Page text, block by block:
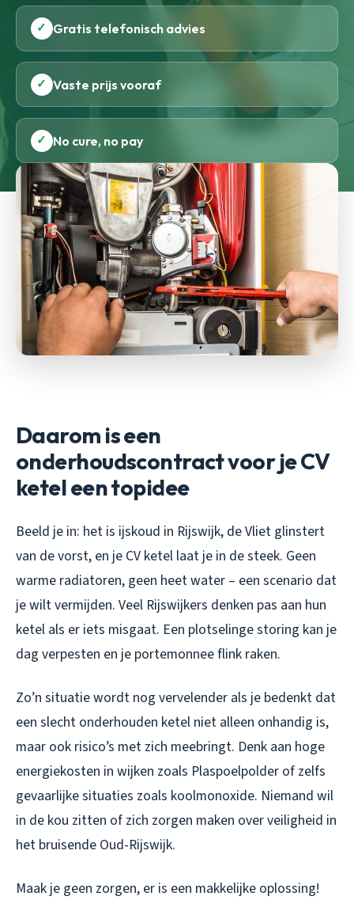
✓ Gratis telefonisch advies
✓ Vaste prijs vooraf
✓ No cure, no pay
Daarom is een
onderhoudscontract voor je CV
ketel een topidee
Beeld je in: het is ijskoud in Rijswijk, de Vliet glinstert
van de vorst, en je CV ketel laat je in de steek. Geen
warme radiatoren, geen heet water – een scenario dat
je wilt vermijden. Veel Rijswijkers denken pas aan hun
ketel als er iets misgaat. Een plotselinge storing kan je
dag verpesten en je portemonnee flink raken.
Zo’n situatie wordt nog vervelender als je bedenkt dat
een slecht onderhouden ketel niet alleen onhandig is,
maar ook risico’s met zich meebringt. Denk aan hoge
energiekosten in wijken zoals Plaspoelpolder of zelfs
gevaarlijke situaties zoals koolmonoxide. Niemand wil
in de kou zitten of zich zorgen maken over veiligheid in
het bruisende Oud-Rijswijk.
Maak je geen zorgen, er is een makkelijke oplossing!